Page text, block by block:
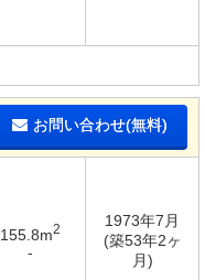
お問い合わせ(無料)
155.8m2
-
1973年7月
(築53年2ヶ
月)